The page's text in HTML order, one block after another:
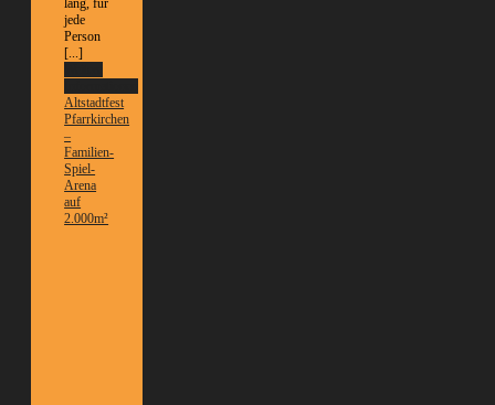
jede
Person
[...]
Altstadtfest
Pfarrkirchen
–
Familien-
Spiel-
Arena
auf
2.000m²